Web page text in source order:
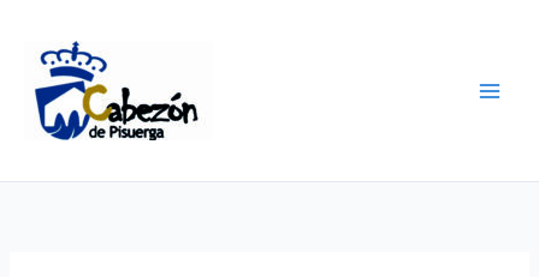
contenido